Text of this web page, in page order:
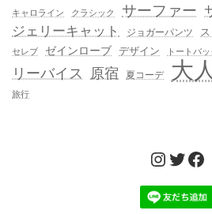
キャロライン クラシック サーファー
ジェリーキャット
ジョガーパンツ
セレブ ゼインローブ デザイン トートバ
リーバイス 原宿 夏コーデ 大
旅行
Twitter